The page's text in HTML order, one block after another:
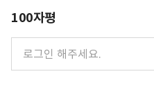
100자평